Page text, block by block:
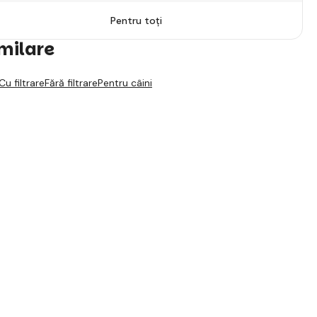
Pentru toți
filtrareFără filtrarePentru câini